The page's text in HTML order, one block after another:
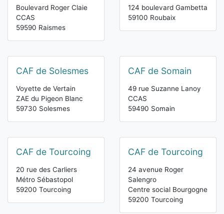
Boulevard Roger Claie
CCAS
59590 Raismes
124 boulevard Gambetta
59100 Roubaix
CAF de Solesmes
Voyette de Vertain
ZAE du Pigeon Blanc
59730 Solesmes
CAF de Somain
49 rue Suzanne Lanoy
CCAS
59490 Somain
CAF de Tourcoing
20 rue des Carliers
Métro Sébastopol
59200 Tourcoing
CAF de Tourcoing
24 avenue Roger
Salengro
Centre social Bourgogne
59200 Tourcoing